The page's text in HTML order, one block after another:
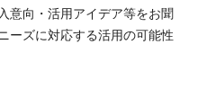
意向・活用アイデア等をお聞
ーズに対応する活用の可能性